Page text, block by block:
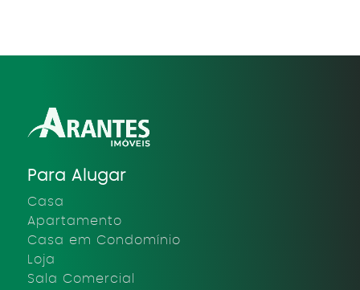
Para Alugar
Casa
Apartamento
Casa em Condomínio
Loja
Sala Comercial